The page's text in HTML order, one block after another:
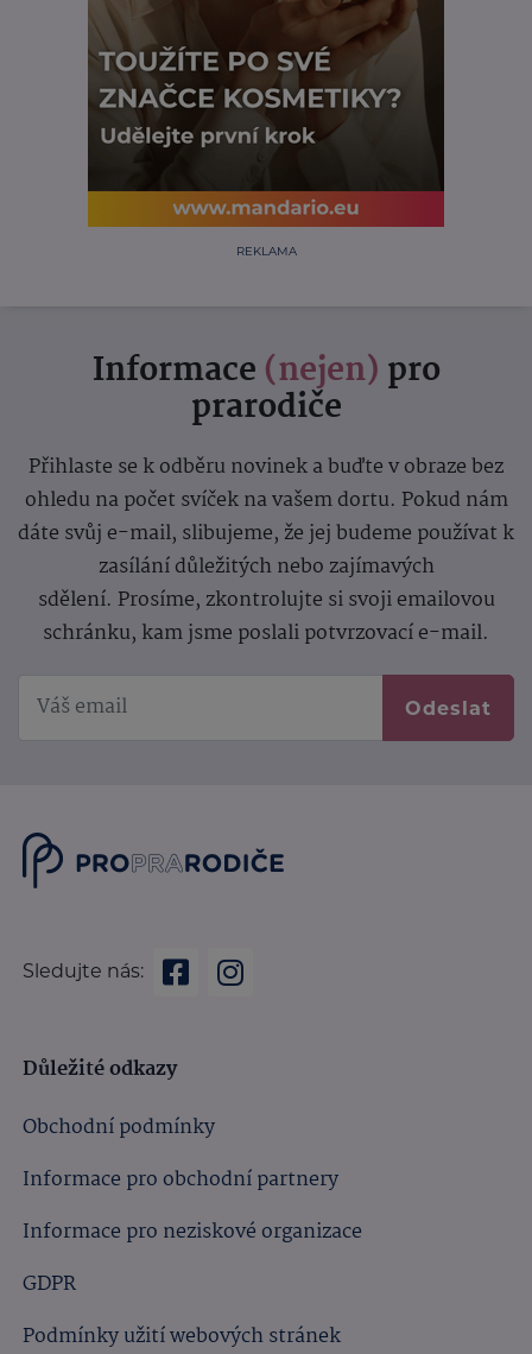
REKLAMA
Informace (nejen) pro
prarodiče
Přihlaste se k odběru novinek a buďte v obraze bez
ohledu na počet svíček na vašem dortu. Pokud nám
dáte svůj e-mail, slibujeme, že jej budeme používat k
zasílání důležitých nebo zajímavých
sdělení. Prosíme, zkontrolujte si svoji emailovou
schránku, kam jsme poslali potvrzovací e-mail.
Odeslat
Sledujte nás:
Důležité odkazy
Obchodní podmínky
Informace pro obchodní partnery
Informace pro neziskové organizace
GDPR
Podmínky užití webových stránek